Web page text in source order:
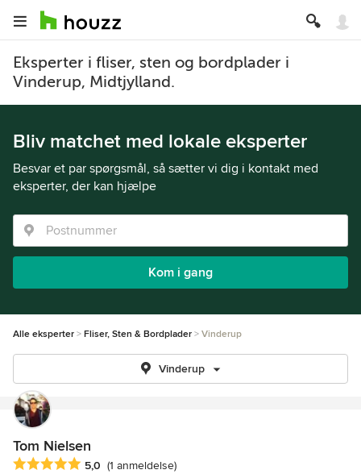
Eksperter i fliser, sten og bordplader i
Vinderup, Midtjylland.
Bliv matchet med lokale eksperter
Besvar et par spørgsmål, så sætter vi dig i kontakt med
eksperter, der kan hjælpe
Kom i gang
Alle eksperter Fliser, Sten & Bordplader Vinderup
Vinderup
Tom Nielsen
Gennemsnitlig bedømmelse: 5 ud af 5 stjerner
5,0 (1 anmeldelse)